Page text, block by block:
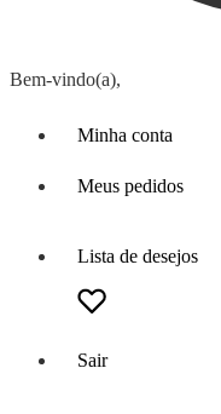
Bem-vindo(a),
Minha conta
Meus pedidos
Lista de desejos
Sair